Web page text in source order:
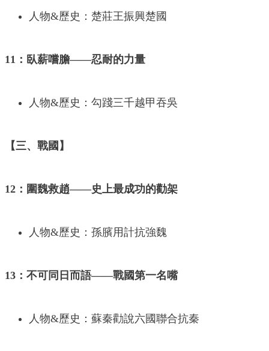
人物&歷史：楚莊王振興楚國
11：臥薪嚐膽——忍耐的力量
人物&歷史：勾踐三千越甲吞吳
【三、戰國】
12：圍魏救趙——史上最成功的勸架
人物&歷史：孫臏用計抗強魏
13：不可同日而語——戰國第一名嘴
人物&歷史：蘇秦勸說六國聯合抗秦